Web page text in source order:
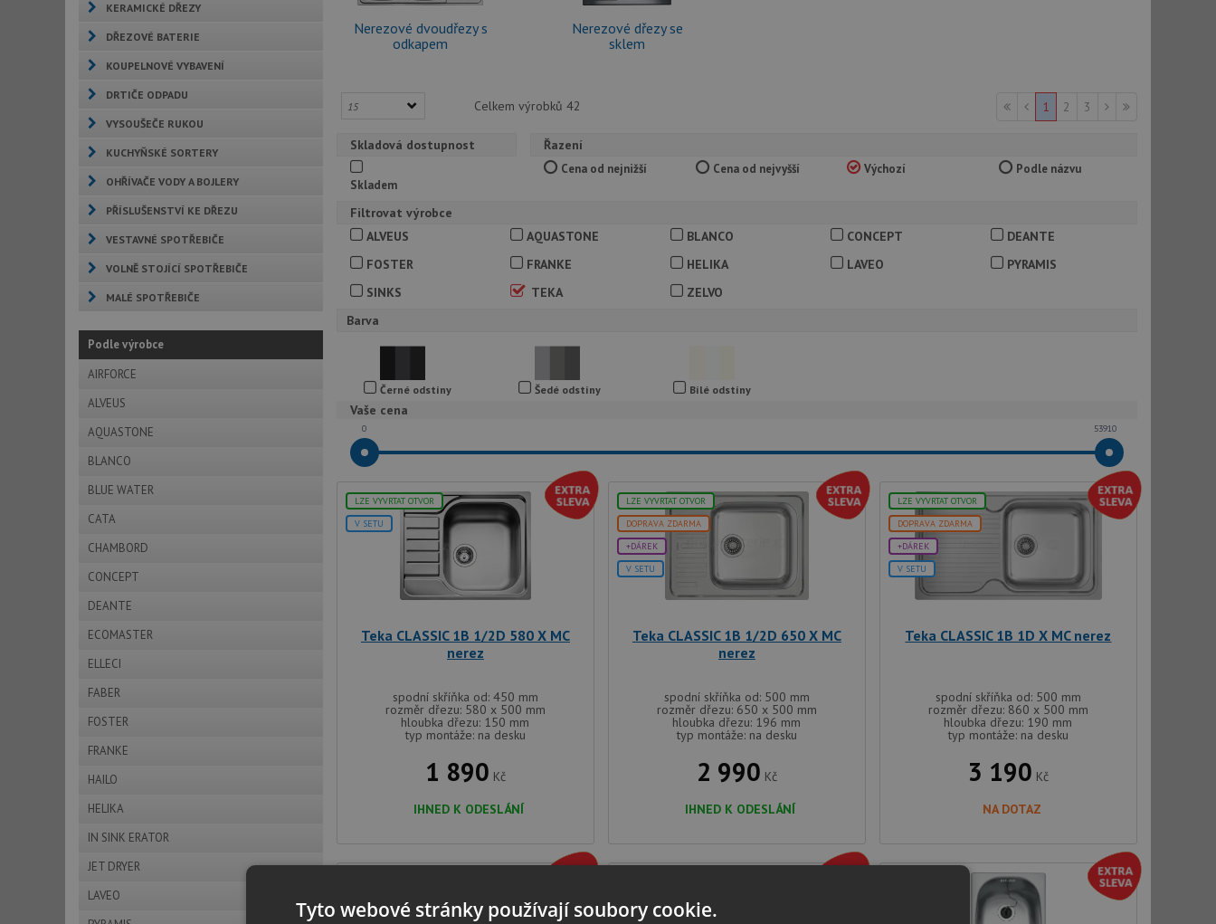
KERAMICKÉ DŘEZY
DŘEZOVÉ BATERIE
KOUPELNOVÉ VYBAVENÍ
DRTIČE ODPADU
VYSOUŠEČE RUKOU
KUCHYŇSKÉ SORTERY
OHŘÍVAČE VODY A BOJLERY
PŘÍSLUŠENSTVÍ KE DŘEZU
VESTAVNÉ SPOTŘEBIČE
VOLNĚ STOJÍCÍ SPOTŘEBIČE
MALÉ SPOTŘEBIČE
Podle výrobce
AIRFORCE
ALVEUS
AQUASTONE
BLANCO
BLUE WATER
CATA
CHAMBORD
CONCEPT
DEANTE
ECOMASTER
ELLECI
FABER
FOSTER
FRANKE
HAILO
HELIKA
IN SINK ERATOR
JET DRYER
LAVEO
Nerezové dvoudřezy s
odkapem
Nerezové dřezy se
sklem
Celkem výrobků42 1 2 3
Skladová dostupnost
Skladem
Řazení
Cena od nejnižší Cena od nejvyšší Výchozí Podle názvu
Filtrovat výrobce
ALVEUS
AQUASTONE BLANCO CONCEPT
DEANTE
FOSTER
FRANKE HELIKA LAVEO
PYRAMIS
SINKS
TEKA
ZELVO
Barva
Černé odstíny Šedé odstíny Bílé odstíny
Vaše cena
0 53910
LZE VYVRTAT OTVOR
V SETU
Teka CLASSIC 1B 1/2D 580 X MC
nerez
spodní skříňka od: 450 mm
rozměr dřezu: 580 x 500 mm
hloubka dřezu: 150 mm
typ montáže: na desku
1 890 Kč
IHNED K ODESLÁNÍ
LZE VYVRTAT OTVOR
DOPRAVA ZDARMA
+DÁREK
V SETU
Teka CLASSIC 1B 1/2D 650 X MC
nerez
spodní skříňka od: 500 mm
rozměr dřezu: 650 x 500 mm
hloubka dřezu: 196 mm
typ montáže: na desku
2 990 Kč
IHNED K ODESLÁNÍ
LZE VYVRTAT OTVOR
DOPRAVA ZDARMA
+DÁREK
V SETU
Teka CLASSIC 1B 1D X MC nerez
spodní skříňka od: 500 mm
rozměr dřezu: 860 x 500 mm
hloubka dřezu: 190 mm
typ montáže: na desku
3 190 Kč
NA DOTAZ
+DÁREK
+DÁREK
Tyto webové stránky používají soubory cookie.